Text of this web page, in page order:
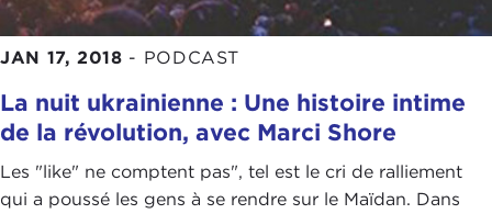
JAN 17, 2018 - PODCAST
La nuit ukrainienne : Une histoire intime
de la révolution, avec Marci Shore
Les "like" ne comptent pas", tel est le cri de ralliement
qui a poussé les gens à se rendre sur le Maïdan. Dans